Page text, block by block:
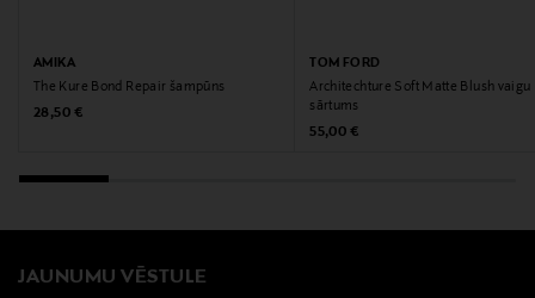
AMIKA
The Kure Bond Repair šampūns
Original Price
28,50 €
TOM FORD
Architechture Soft Matte Blush vaigu
sārtums
Original Price
55,00 €
JAUNUMU VĒSTULE